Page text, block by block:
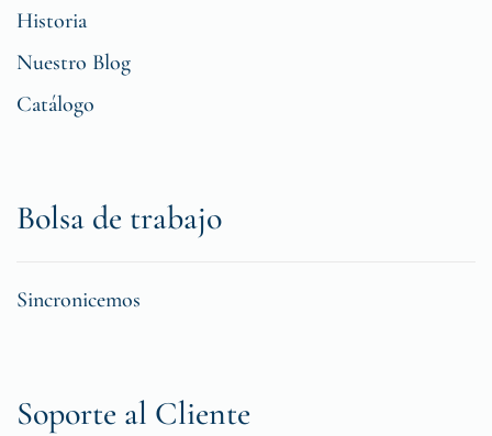
Historia
Nuestro Blog
Catálogo
Bolsa de trabajo
Sincronicemos
Soporte al Cliente